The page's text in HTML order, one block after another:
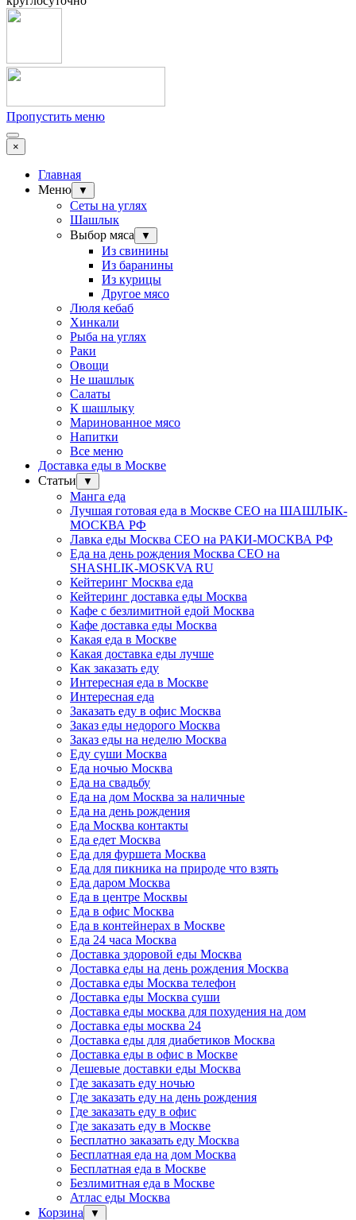
Пропустить меню
×
Главная
Меню
▼
Сеты на углях
Шашлык
Выбор мяса
▼
Из свинины
Из баранины
Из курицы
Другое мясо
Люля кебаб
Хинкали
Рыба на углях
Раки
Овощи
Не шашлык
Салаты
К шашлыку
Маринованное мясо
Напитки
Все меню
Доставка еды в Москве
Статьи
▼
Манга еда
Лучшая готовая еда в Москве СЕО на ШАШЛЫК-
МОСКВА РФ
Лавка еды Москва СЕО на РАКИ-МОСКВА РФ
Еда на день рождения Москва СЕО на
SHASHLIK-MOSKVA RU
Кейтеринг Москва еда
Кейтеринг доставка еды Москва
Кафе с безлимитной едой Москва
Кафе доставка еды Москва
Какая еда в Москве
Какая доставка еды лучше
Как заказать еду
Интересная еда в Москве
Интересная еда
Заказать еду в офис Москва
Заказ еды недорого Москва
Заказ еды на неделю Москва
Еду суши Москва
Еда ночью Москва
Еда на свадьбу
Еда на дом Москва за наличные
Еда на день рождения
Еда Москва контакты
Еда едет Москва
Еда для фуршета Москва
Еда для пикника на природе что взять
Еда даром Москва
Еда в центре Москвы
Еда в офис Москва
Еда в контейнерах в Москве
Еда 24 часа Москва
Доставка здоровой еды Москва
Доставка еды на день рождения Москва
Доставка еды Москва телефон
Доставка еды Москва суши
Доставка еды москва для похудения на дом
Доставка еды москва 24
Доставка еды для диабетиков Москва
Доставка еды в офис в Москве
Дешевые доставки еды Москва
Где заказать еду ночью
Где заказать еду на день рождения
Где заказать еду в офис
Где заказать еду в Москве
Бесплатно заказать еду Москва
Бесплатная еда на дом Москва
Бесплатная еда в Москве
Безлимитная еда в Москве
Атлас еды Москва
Корзина
▼